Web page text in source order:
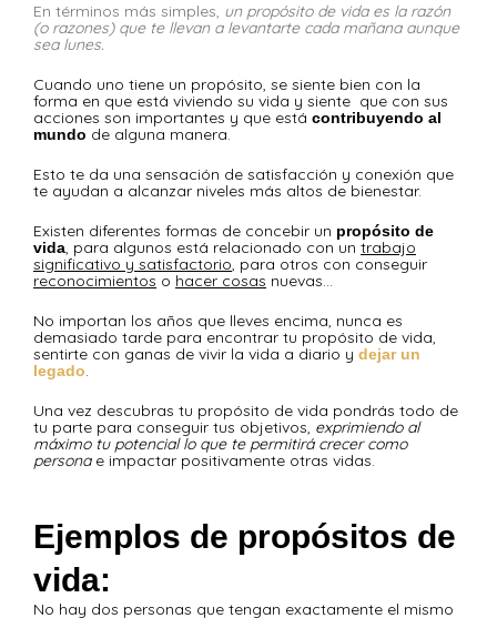
En términos más simples, un propósito de vida es la razón
(o razones) que te llevan a levantarte cada mañana aunque
sea lunes.
Cuando uno tiene un propósito, se siente bien con la
forma en que está viviendo su vida y siente que con sus
acciones son importantes y que está contribuyendo al
mundo de alguna manera.
Esto te da una sensación de satisfacción y conexión que
te ayudan a alcanzar niveles más altos de bienestar.
Existen diferentes formas de concebir un propósito de
vida, para algunos está relacionado con un trabajo
significativo y satisfactorio, para otros con conseguir
reconocimientos o hacer cosas nuevas…
No importan los años que lleves encima, nunca es
demasiado tarde para encontrar tu propósito de vida,
sentirte con ganas de vivir la vida a diario y dejar un
legado.
Una vez descubras tu propósito de vida pondrás todo de
tu parte para conseguir tus objetivos, exprimiendo al
máximo tu potencial lo que te permitirá crecer como
personae impactar positivamente otras vidas.
Ejemplos de propósitos de
vida:
No hay dos personas que tengan exactamente el mismo